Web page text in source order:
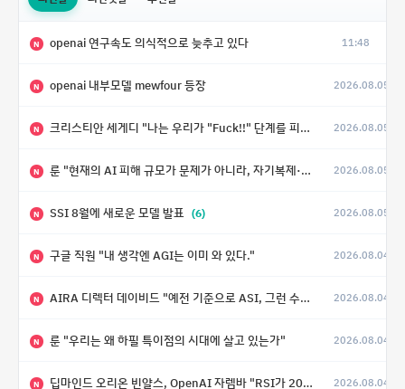
N openai 연구속도 의식적으로 늦추고 있다 11:48
N openai 내부모델 mewfour 등장 2026.08.05
N 크리스티안 세게디 "나는 우리가 "Fuck!!" 단계를 피할 수 있기를 바랄 뿐" 2026.08.05
N 룬 "현재의 AI 피해 규모가 문제가 아니라, 자기복제·탈출·확산이 가능한 지능형 시스템의 피해에는 이론적으로 상한이 없다는 것이 문제" 2026.08.05
N SSI 8월에 새로운 모델 발표 (6) 2026.08.05
N 구글 직원 "내 생각엔 AGI는 이미 와 있다." 2026.08.04
N AIRA 디렉터 데이비드 "예전 기준으로 ASI, 그런 수준은 바로 다음 분기에 온다" 2026.08.04
N 룬 "우리는 왜 하필 특이점의 시대에 살고 있는가" 2026.08.04
N 딥마인드 오리온 빈얄스, OpenAI 자렘바 "RSI가 2027년이나 2028년까지 달성될 수도 있다" 2026.08.04